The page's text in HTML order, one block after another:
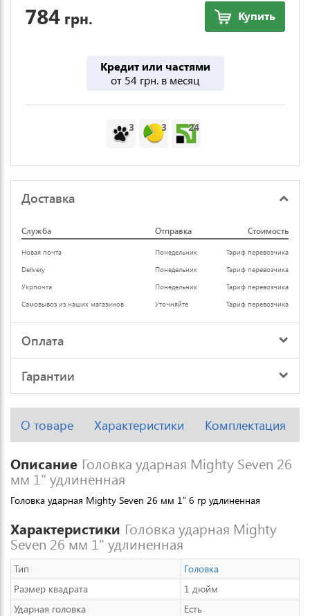
784 грн. Купить
Кредит или частями
от 54 грн. в месяц
3 3 24
Доставка
Служба Отправка Стоимость
Новая почта Понедельник
Тариф перевозчика
Delivery
Понедельник
Тариф перевозчика
Укрпочта
Понедельник
Тариф перевозчика
Самовывоз из наших магазинов
Уточняйте Тариф перевозчика
Оплата
Гарантии
О товаре Характеристики Комплектация
Описание Головка ударная Mighty Seven 26
мм 1" удлиненная
Головка ударная Mighty Seven 26 мм 1" 6 гр удлиненная
Характеристики Головка ударная Mighty
Seven 26 мм 1" удлиненная
Тип
Головка
Размер квадрата
1 дюйм
Ударная головка
Есть